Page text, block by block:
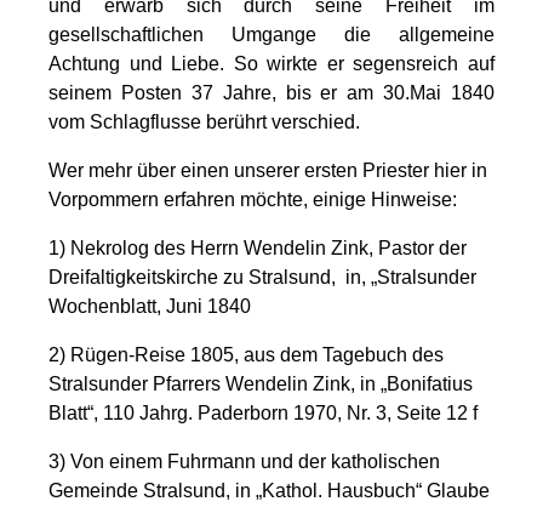
und erwarb sich durch seine Freiheit im
gesellschaftlichen Umgange die allgemeine
Achtung und Liebe. So wirkte er segensreich auf
seinem Posten 37 Jahre, bis er am 30.Mai 1840
vom Schlagflusse berührt verschied.
Wer mehr über einen unserer ersten Priester hier in
Vorpommern erfahren möchte, einige Hinweise:
1) Nekrolog des Herrn Wendelin Zink, Pastor der
Dreifaltigkeitskirche zu Stralsund, in, „Stralsunder
Wochenblatt, Juni 1840
2) Rügen-Reise 1805, aus dem Tagebuch des
Stralsunder Pfarrers Wendelin Zink, in „Bonifatius
Blatt“, 110 Jahrg. Paderborn 1970, Nr. 3, Seite 12 f
3) Von einem Fuhrmann und der katholischen
Gemeinde Stralsund, in „Kathol. Hausbuch“ Glaube